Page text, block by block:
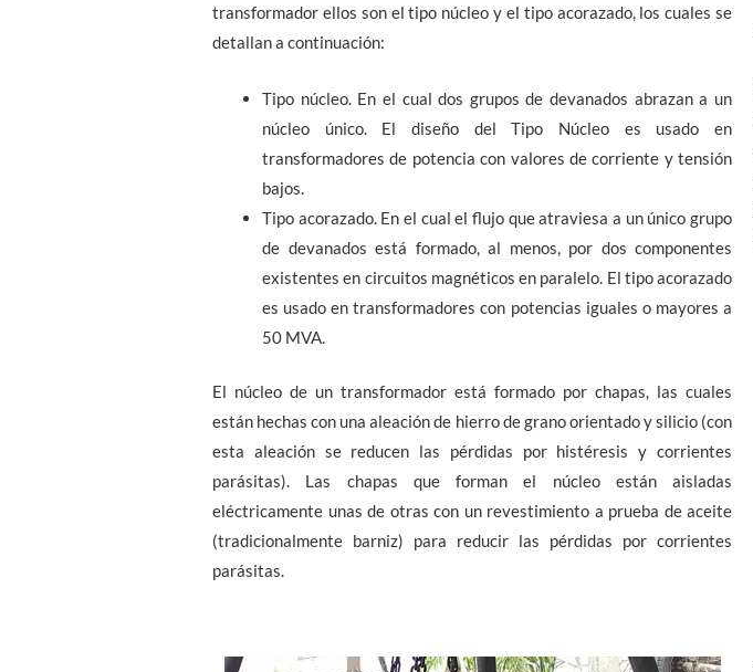
transformador ellos son el tipo núcleo y el tipo acorazado, los cuales se
detallan a continuación:
Tipo núcleo. En el cual dos grupos de devanados abrazan a un
núcleo único. El diseño del Tipo Núcleo es usado en
transformadores de potencia con valores de corriente y tensión
bajos.
Tipo acorazado. En el cual el flujo que atraviesa a un único grupo
de devanados está formado, al menos, por dos componentes
existentes en circuitos magnéticos en paralelo. El tipo acorazado
es usado en transformadores con potencias iguales o mayores a
50 MVA.
El núcleo de un transformador está formado por chapas, las cuales
están hechas con una aleación de hierro de grano orientado y silicio (con
esta aleación se reducen las pérdidas por histéresis y corrientes
parásitas). Las chapas que forman el núcleo están aisladas
eléctricamente unas de otras con un revestimiento a prueba de aceite
(tradicionalmente barniz) para reducir las pérdidas por corrientes
parásitas.